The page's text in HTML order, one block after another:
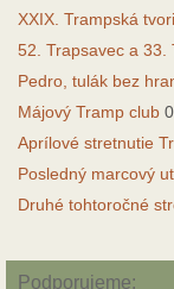
XXIX. Trampská
52. Trapsavec a 33.
Pedro, tulák bez
Májový Tramp club
Aprílové stretnutie
Posledný marcový
Druhé tohtoročné
Podporujeme: